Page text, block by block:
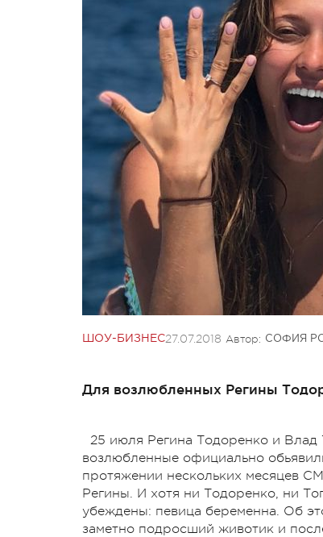
ШОУ-БИЗНЕС27.07.2018 Автор: СОФИЯ
Для возлюбленных Регины
25 июля Регина Тодоренко и
возлюбленные официально
протяжении нескольких месяцев
Регины. И хотя ни Тодоренко, ни
убеждены: певица беременна. Об
заметно подросший животик и